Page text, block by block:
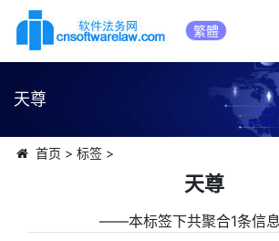
繁體
天尊
首页 > 标签>
天尊
――本标签下共聚合1条信